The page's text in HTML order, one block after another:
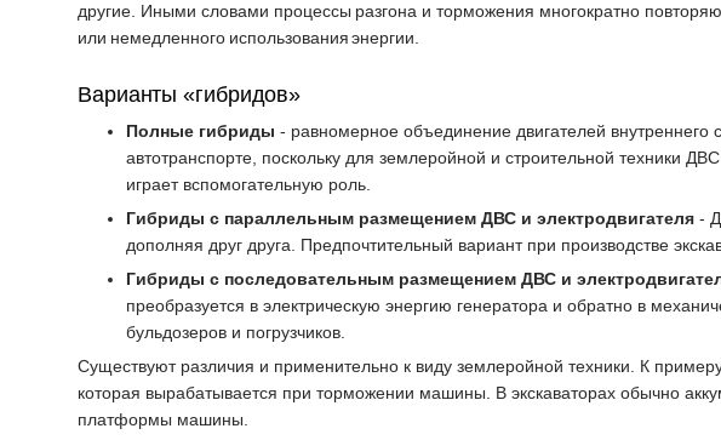
другие. Иными словами процессы разгона и торможения многократно
или немедленного использования энергии.
Варианты «гибридов»
Полные гибриды - равномерное объединение двигателей
автотранспорте, поскольку для землеройной и строительной техники
играет вспомогательную роль.
Гибриды с параллельным размещением ДВС и электродвигателя -
дополняя друг друга. Предпочтительный вариант при производстве
Гибриды с последовательным размещением ДВС и
преобразуется в электрическую энергию генератора и обратно в
бульдозеров и погрузчиков.
Существуют различия и применительно к виду землеройной техники. К
которая вырабатывается при торможении машины. В экскаваторах обычно
платформы машины.